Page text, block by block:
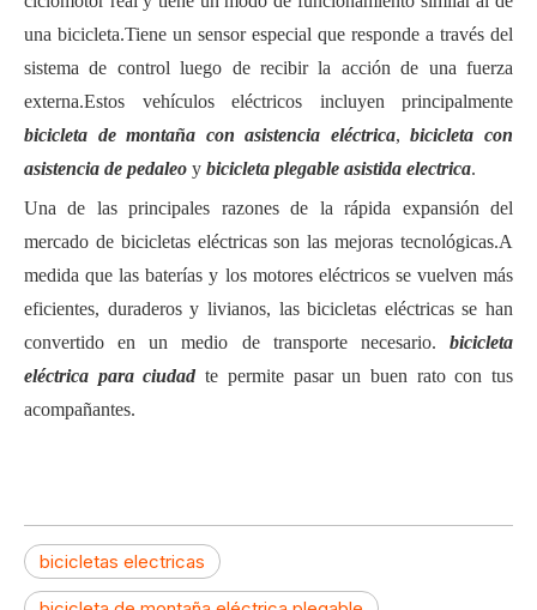
una bicicleta.Tiene un sensor especial que responde a través del
sistema de control luego de recibir la acción de una fuerza
externa.Estos vehículos eléctricos incluyen principalmente
bicicleta de montaña con asistencia eléctrica,bicicleta con
asistencia de pedaleo y bicicleta plegable asistida electrica.
Una de las principales razones de la rápida expansión del
mercado de bicicletas eléctricas son las mejoras tecnológicas.A
medida que las baterías y los motores eléctricos se vuelven más
eficientes, duraderos y livianos, las bicicletas eléctricas se han
convertido en un medio de transporte necesario. bicicleta
eléctrica para ciudad te permite pasar un buen rato con tus
acompañantes.
bicicletas electricas